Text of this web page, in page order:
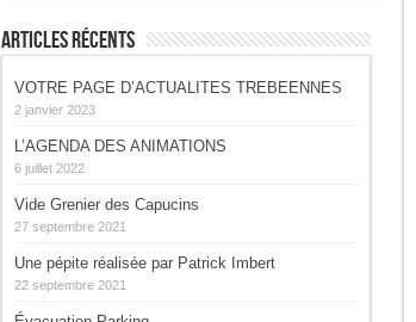
Articles Récents
VOTRE PAGE D’ACTUALITES TREBEENNES
2 janvier 2023
L’AGENDA DES ANIMATIONS
6 juillet 2022
Vide Grenier des Capucins
27 septembre 2021
Une pépite réalisée par Patrick Imbert
22 septembre 2021